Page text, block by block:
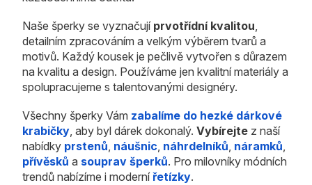
Naše šperky se vyznačují prvotřídní kvalitou,
detailním zpracováním a velkým výběrem tvarů a
motivů. Každý kousek je pečlivě vytvořen s důrazem
na kvalitu a design. Používáme jen kvalitní materiály a
spolupracujeme s talentovanými designéry.
Všechny šperky Vám zabalíme do hezké dárkové
krabičky, aby byl dárek dokonalý. Vybírejte z naší
nabídky prstenů, náušnic, náhrdelníků, náramků,
přívěsků a souprav šperků. Pro milovníky módních
trendů nabízíme i modernířetízky.